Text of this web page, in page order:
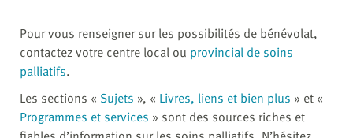
Pour vous renseigner sur les possibilités de bénévolat,
contactez votre centre local ou provincial de soins
palliatifs.
Les sections « Sujets », « Livres, liens et bien plus » et «
Programmes et services » sont des sources riches et